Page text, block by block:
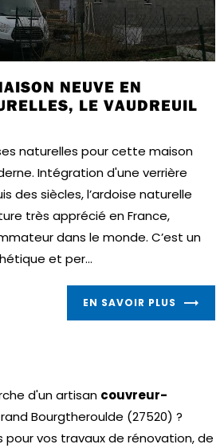
NEUVE EN
LE VAUDREUIL
naturelles pour cette maison
Intégration d'une verrière
des siècles, l’ardoise naturelle
très apprécié en France,
dans le monde. C’est un
et per...
EN SAVOIR PLUS
d'un artisan couvreur-
Bourgtheroulde (27520) ?
pour vos travaux de rénovation, de